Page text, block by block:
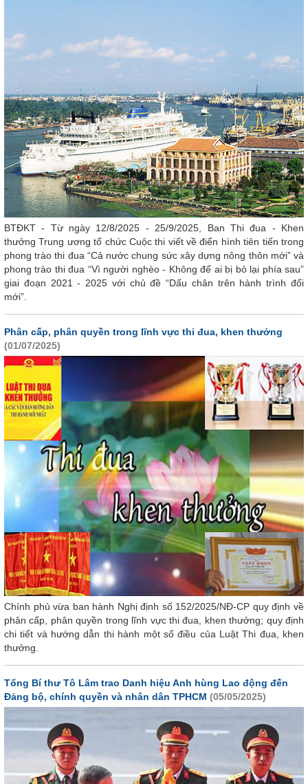
BTĐKT - Từ ngày 12/8/2025 - 25/9/2025, Ban Thi đua - Khen
thưởng Trung ương tổ chức Cuộc thi viết về điển hình tiên tiến trong
phong trào thi đua “Cả nước chung sức xây dựng nông thôn mới” và
phong trào thi đua “Vì người nghèo - Không để ai bị bỏ lại phía sau”
giai đoạn 2021 - 2025 với chủ đề “Dấu chân trên hành trình đổi
mới”.
Phân cấp, phân quyền trong lĩnh vực thi đua, khen thưởng
(01/07/2025)
Chính phủ vừa ban hành Nghị định số 152/2025/NĐ-CP quy định về
phân cấp, phân quyền trong lĩnh vực thi đua, khen thưởng; quy định
chi tiết và hướng dẫn thi hành một số điều của Luật Thi đua, khen
thưởng.
Tổng Bí thư Tô Lâm trao Danh hiệu Anh hùng Lao động đến
Đảng bộ, chính quyền và nhân dân TPHCM (05/05/2025)